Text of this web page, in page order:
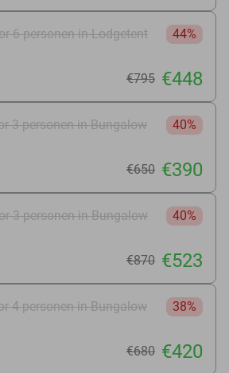
6 personen in Lodgetent
44%
€795 €448
3 personen in Bungalow
40%
€650 €390
3 personen in Bungalow
40%
€870 €523
4 personen in Bungalow
38%
€680 €420